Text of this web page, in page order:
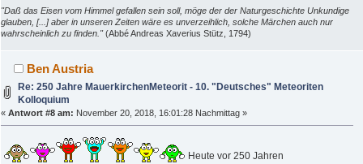
"Daß das Eisen vom Himmel gefallen sein soll, möge der der Naturgeschichte Unkundige
glauben, [...] aber in unseren Zeiten wäre es unverzeihlich, solche Märchen auch nur
wahrscheinlich zu finden."(Abbé Andreas Xaverius Stütz, 1794)
Ben Austria
Re: 250 Jahre MauerkirchenMeteorit - 10. "Deutsches" Meteoriten
Kolloquium
« Antwort #8 am: November 20, 2018, 16:01:28 Nachmittag »
Heute vor 250 Jahren